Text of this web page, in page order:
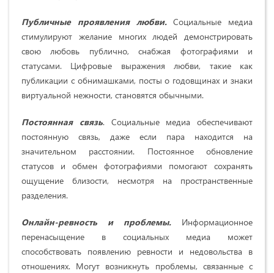
Публичные проявления любви.Социальные медиа
стимулируют желание многих людей демонстрировать
свою любовь публично, снабжая фотографиями и
статусами. Цифровые выражения любви, такие как
публикации с обнимашками, посты о годовщинах и знаки
виртуальной нежности, становятся обычными.
Постоянная связь. Социальные медиа обеспечивают
постоянную связь, даже если пара находится на
значительном расстоянии. Постоянное обновление
статусов и обмен фотографиями помогают сохранять
ощущение близости, несмотря на пространственные
разделения.
Онлайн-ревность и проблемы. Информационное
перенасыщение в социальных медиа может
способствовать появлению ревности и недовольства в
отношениях. Могут возникнуть проблемы, связанные с